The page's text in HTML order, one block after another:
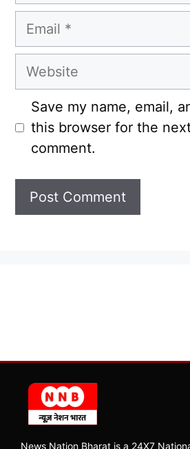
Email
Website
Save my name, email,
this browser for the
comment.
News Nation Bharat is a 24X7